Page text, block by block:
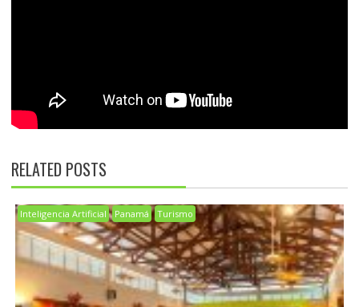
RELATED POSTS
Inteligencia Artificial Panamá Turismo